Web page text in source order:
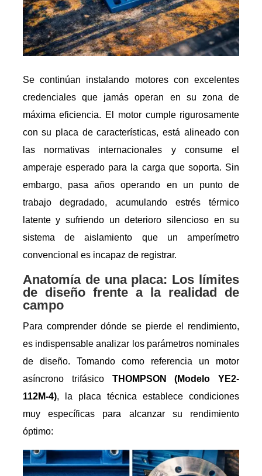
Se continúan instalando motores con excelentes
credenciales que jamás operan en su zona de
máxima eficiencia. El motor cumple rigurosamente
con su placa de características, está alineado con
las normativas internacionales y consume el
amperaje esperado para la carga que soporta. Sin
embargo, pasa años operando en un punto de
trabajo degradado, acumulando estrés térmico
latente y sufriendo un deterioro silencioso en su
sistema de aislamiento que un amperímetro
convencional es incapaz de registrar.
Anatomía de una placa: Los límites
de diseño frente a la realidad de
campo
Para comprender dónde se pierde el rendimiento,
es indispensable analizar los parámetros nominales
de diseño. Tomando como referencia un motor
asíncrono trifásico THOMPSON (Modelo YE2-
112M-4), la placa técnica establece condiciones
muy específicas para alcanzar su rendimiento
óptimo: